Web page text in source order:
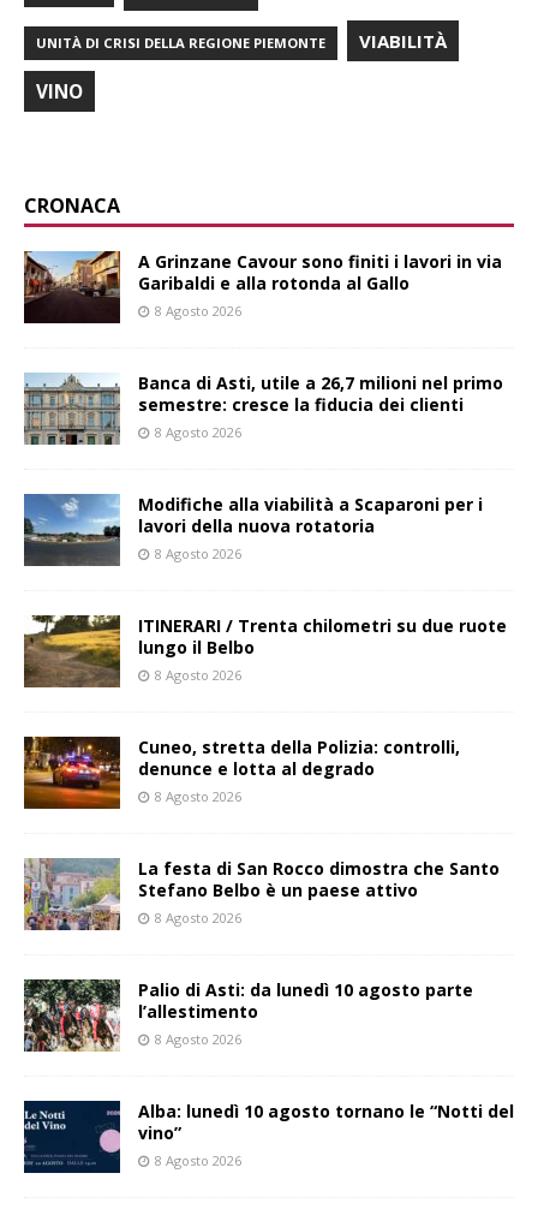
UNITÀ DI CRISI DELLA REGIONE PIEMONTE VIABILITÀ
VINO
CRONACA
A Grinzane Cavour sono finiti i lavori in via
Garibaldi e alla rotonda al Gallo
8 Agosto 2026
Banca di Asti, utile a 26,7 milioni nel primo
semestre: cresce la fiducia dei clienti
8 Agosto 2026
Modifiche alla viabilità a Scaparoni per i
lavori della nuova rotatoria
8 Agosto 2026
ITINERARI / Trenta chilometri su due ruote
lungo il Belbo
8 Agosto 2026
Cuneo, stretta della Polizia: controlli,
denunce e lotta al degrado
8 Agosto 2026
La festa di San Rocco dimostra che Santo
Stefano Belbo è un paese attivo
8 Agosto 2026
Palio di Asti: da lunedì 10 agosto parte
l’allestimento
8 Agosto 2026
Alba: lunedì 10 agosto tornano le “Notti del
vino”
8 Agosto 2026